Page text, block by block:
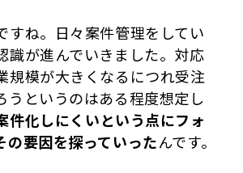
すね。日々案件管理をしてい
識が進んでいきました。対応
規模が大きくなるにつれ受注
うというのはある程度想定し
件化しにくいという点にフォ
の要因を探っていったんです。